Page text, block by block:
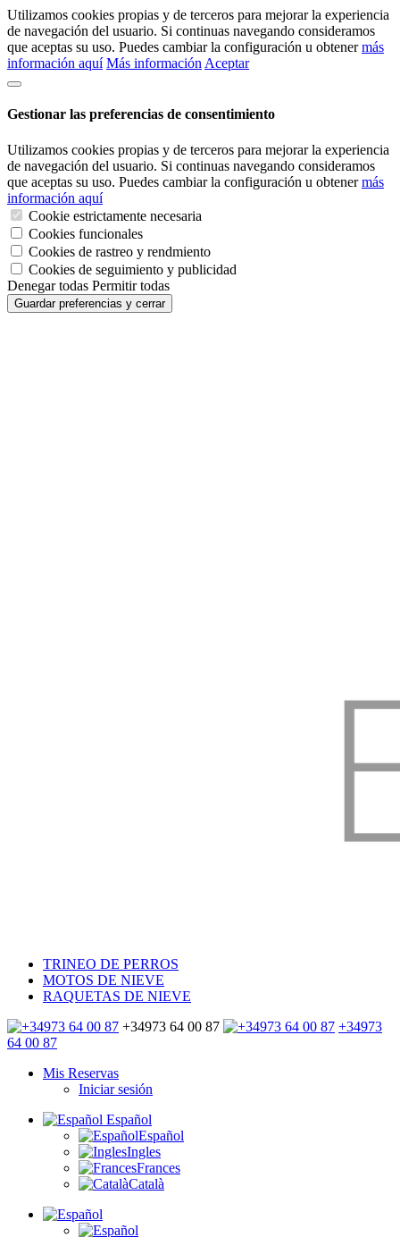
Utilizamos cookies propias y de terceros para mejorar la experiencia
de navegación del usuario. Si continuas navegando consideramos
que aceptas su uso. Puedes cambiar la configuración u obtenermás
información aquí Más información Aceptar
Gestionar las preferencias de consentimiento
Utilizamos cookies propias y de terceros para mejorar la experiencia
de navegación del usuario. Si continuas navegando consideramos
que aceptas su uso. Puedes cambiar la configuración u obtenermás
información aquí
Cookie estrictamente necesaria
Cookies funcionales
Cookies de rastreo y rendmiento
Cookies de seguimiento y publicidad
Denegar todas Permitir todas
Guardar preferencias y cerrar
TRINEO DE PERROS
MOTOS DE NIEVE
RAQUETAS DE NIEVE
+34973 64 00 87
+34973
64 00 87
Mis Reservas
Iniciar sesión
Español
Español
Ingles
Frances
Català